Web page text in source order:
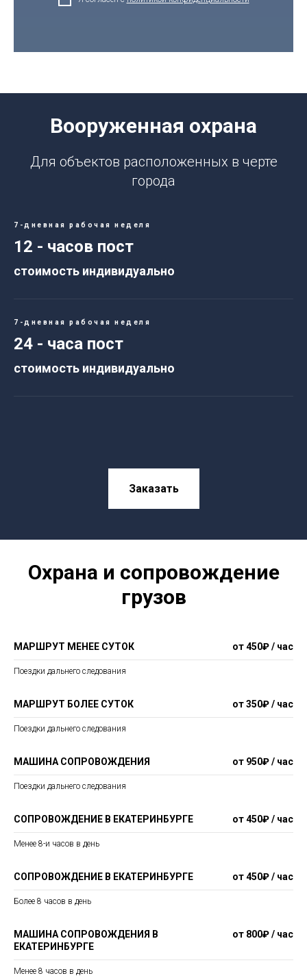
Вооруженная охрана
Для объектов расположенных в черте
города
7-дневная рабочая неделя
12 - часов пост
стоимость индивидуально
7-дневная рабочая неделя
24 - часа пост
стоимость индивидуально
Заказать
Охрана и сопровождение
грузов
МАРШРУТ МЕНЕЕ СУТОК от 450₽ / час
Поездки дальнего следования
МАРШРУТ БОЛЕЕ СУТОК от 350₽ / час
Поездки дальнего следования
МАШИНА СОПРОВОЖДЕНИЯ от 950₽ / час
Поездки дальнего следования
СОПРОВОЖДЕНИЕ В ЕКАТЕРИНБУРГЕ от 450₽ / час
Менее 8-и часов в день
СОПРОВОЖДЕНИЕ В ЕКАТЕРИНБУРГЕ от 450₽ / час
Более 8 часов в день
МАШИНА СОПРОВОЖДЕНИЯ В
ЕКАТЕРИНБУРГЕ
от 800₽ / час
Менее 8 часов в день